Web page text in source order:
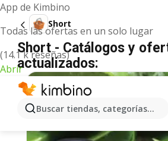
App de Kimbino
Todas las ofertas en un solo lugar
(14.1 k reseñas)
Abrir
Buscar tiendas, categorías,
Short
Short - Catálogos y
actualizados: